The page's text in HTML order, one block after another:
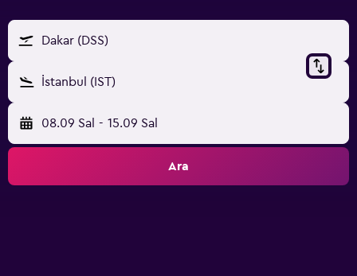
Dakar (DSS)
İstanbul (IST)
08.09 Sal - 15.09 Sal
Ara